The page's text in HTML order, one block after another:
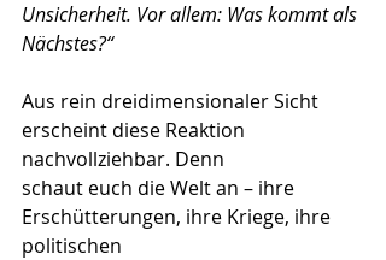
Unsicherheit. Vor allem: Was kommt als
Nächstes?“
Aus rein dreidimensionaler Sicht
erscheint diese Reaktion
nachvollziehbar. Denn
schaut euch die Welt an – ihre
Erschütterungen, ihre Kriege, ihre
politischen